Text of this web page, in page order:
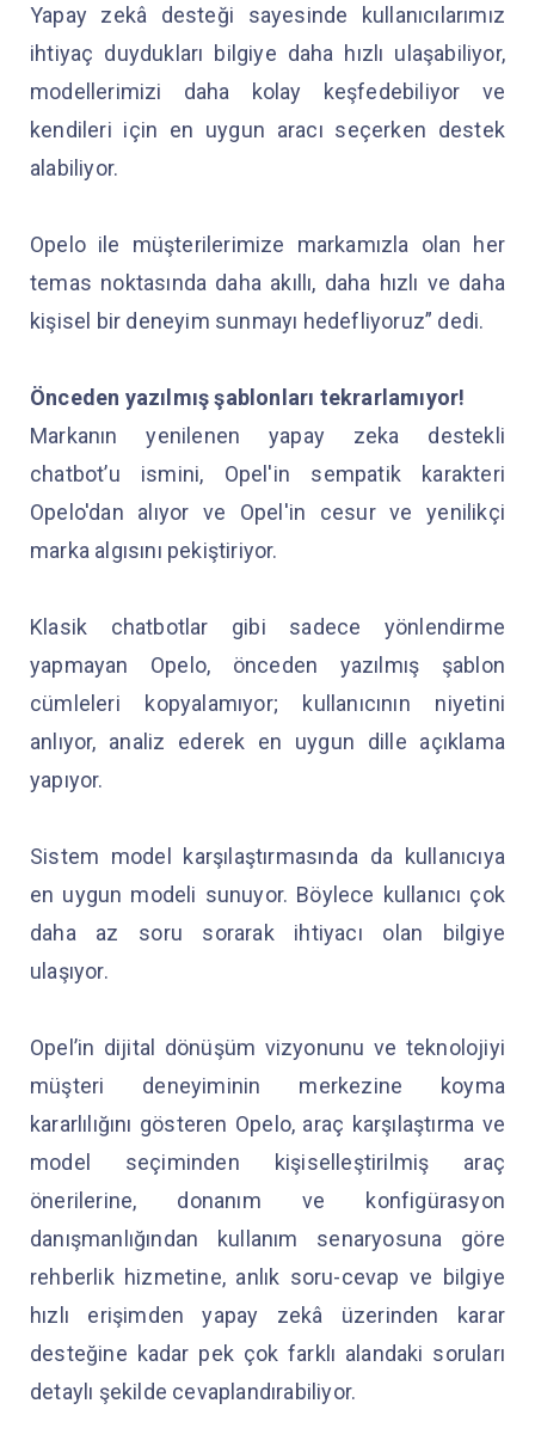
Yapay zekâ desteği sayesinde kullanıcılarımız
ihtiyaç duydukları bilgiye daha hızlı ulaşabiliyor,
modellerimizi daha kolay keşfedebiliyor ve
kendileri için en uygun aracı seçerken destek
alabiliyor.
Opelo ile müşterilerimize markamızla olan her
temas noktasında daha akıllı, daha hızlı ve daha
kişisel bir deneyim sunmayı hedefliyoruz” dedi.
Önceden yazılmış şablonları tekrarlamıyor!
Markanın yenilenen yapay zeka destekli
chatbot’u ismini, Opel'in sempatik karakteri
Opelo'dan alıyor ve Opel'in cesur ve yenilikçi
marka algısını pekiştiriyor.
Klasik chatbotlar gibi sadece yönlendirme
yapmayan Opelo, önceden yazılmış şablon
cümleleri kopyalamıyor; kullanıcının niyetini
anlıyor, analiz ederek en uygun dille açıklama
yapıyor.
Sistem model karşılaştırmasında da kullanıcıya
en uygun modeli sunuyor. Böylece kullanıcı çok
daha az soru sorarak ihtiyacı olan bilgiye
ulaşıyor.
Opel’in dijital dönüşüm vizyonunu ve teknolojiyi
müşteri deneyiminin merkezine koyma
kararlılığını gösteren Opelo, araç karşılaştırma ve
model seçiminden kişiselleştirilmiş araç
önerilerine, donanım ve konfigürasyon
danışmanlığından kullanım senaryosuna göre
rehberlik hizmetine, anlık soru-cevap ve bilgiye
hızlı erişimden yapay zekâ üzerinden karar
desteğine kadar pek çok farklı alandaki soruları
detaylı şekilde cevaplandırabiliyor.